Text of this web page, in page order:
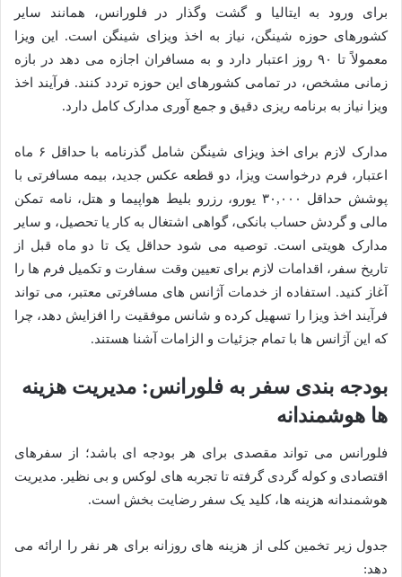
برای ورود به ایتالیا و گشت وگذار در فلورانس، همانند سایر
کشورهای حوزه شینگن، نیاز به اخذ ویزای شینگن است. این ویزا
معمولاً تا ۹۰ روز اعتبار دارد و به مسافران اجازه می دهد در بازه
زمانی مشخص، در تمامی کشورهای این حوزه تردد کنند. فرآیند اخذ
ویزا نیاز به برنامه ریزی دقیق و جمع آوری مدارک کامل دارد.
مدارک لازم برای اخذ ویزای شینگن شامل گذرنامه با حداقل ۶ ماه
اعتبار، فرم درخواست ویزا، دو قطعه عکس جدید، بیمه مسافرتی با
پوشش حداقل ۳۰,۰۰۰ یورو، رزرو بلیط هواپیما و هتل، نامه تمکن
مالی و گردش حساب بانکی، گواهی اشتغال به کار یا تحصیل، و سایر
مدارک هویتی است. توصیه می شود حداقل یک تا دو ماه قبل از
تاریخ سفر، اقدامات لازم برای تعیین وقت سفارت و تکمیل فرم ها را
آغاز کنید. استفاده از خدمات آژانس های مسافرتی معتبر، می تواند
فرآیند اخذ ویزا را تسهیل کرده و شانس موفقیت را افزایش دهد، چرا
که این آژانس ها با تمام جزئیات و الزامات آشنا هستند.
بودجه بندی سفر به فلورانس: مدیریت هزینه
ها هوشمندانه
فلورانس می تواند مقصدی برای هر بودجه ای باشد؛ از سفرهای
اقتصادی و کوله گردی گرفته تا تجربه های لوکس و بی نظیر. مدیریت
هوشمندانه هزینه ها، کلید یک سفر رضایت بخش است.
جدول زیر تخمین کلی از هزینه های روزانه برای هر نفر را ارائه می
دهد: